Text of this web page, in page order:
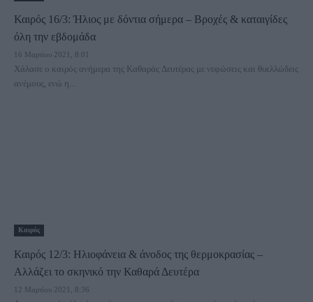
Καιρός 16/3: Ήλιος με δόντια σήμερα – Βροχές & καταιγίδες
όλη την εβδομάδα
16 Μαρτίου 2021, 8:01
Χάλασε ο καιρός ανήμερα της Καθαράς Δευτέρας με νεφώσεις και θυελλώδεις
ανέμους, ενώ η...
Καιρός
Καιρός 12/3: Ηλιοφάνεια & άνοδος της θερμοκρασίας –
Αλλάζει το σκηνικό την Καθαρά Δευτέρα
12 Μαρτίου 2021, 8:36